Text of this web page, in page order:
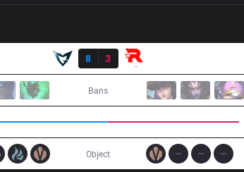
8
3
Bans
Object